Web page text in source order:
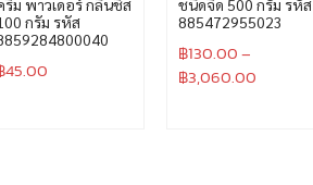
รีม พาวเดอร์ กลิ่นชีส
กรัม รหัส
45.00
ชนิดจืด 500 กรัม รหัส
885472955023
฿130.00–
฿3,060.00